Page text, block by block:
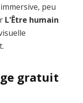
peu
L'Être humain
gratuit